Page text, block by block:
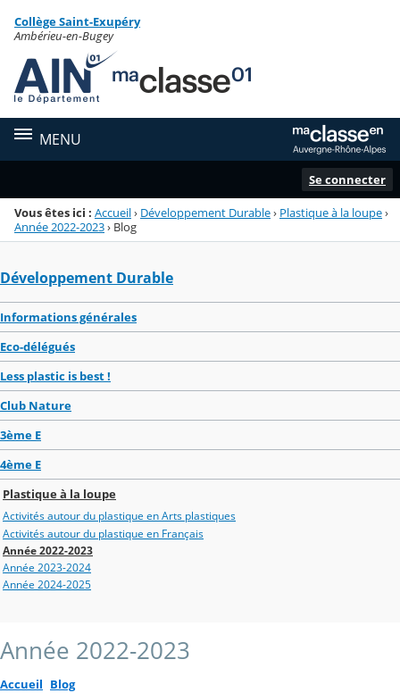
Menu de la rubrique
Contenu
Collège Saint-Exupéry
Ambérieu-en-Bugey
MENU
Se connecter
Vous êtes ici : Accueil› Développement Durable› Plastique à la loupe›
Année 2022-2023› Blog
Développement Durable
Informations générales
Eco-délégués
Less plastic is best !
Club Nature
3ème E
4ème E
Plastique à la loupe
Activités autour du plastique en Arts plastiques
Activités autour du plastique en Français
Année 2022-2023
Année 2023-2024
Année 2024-2025
Année 2022-2023
Accueil Blog